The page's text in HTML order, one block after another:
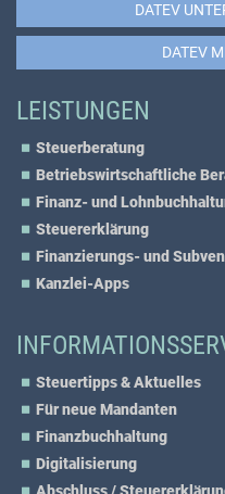
DATEV
DATEV
LEISTUNGEN
Steuerberatung
Betriebswirtschaftliche
Finanz- und
Steuererklärung
Finanzierungs- und
Kanzlei-Apps
Steuertipps & Aktuelles
Für neue Mandanten
Finanzbuchhaltung
Digitalisierung